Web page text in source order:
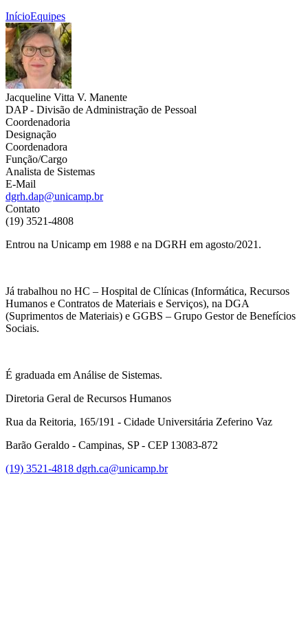
InícioEquipes
Jacqueline Vitta V. Manente
DAP - Divisão de Administração de Pessoal
Coordenadoria
Designação
Coordenadora
Função/Cargo
Analista de Sistemas
E-Mail
dgrh.dap@unicamp.br
Contato
(19) 3521-4808
Entrou na Unicamp em 1988 e na DGRH em agosto/2021.
Já trabalhou no HC – Hospital de Clínicas (Informática, Recursos
Humanos e Contratos de Materiais e Serviços), na DGA
(Suprimentos de Materiais) e GGBS – Grupo Gestor de Benefícios
Sociais.
É graduada em Análise de Sistemas.
Diretoria Geral de Recursos Humanos
Rua da Reitoria, 165/191 - Cidade Universitária Zeferino Vaz
Barão Geraldo - Campinas, SP - CEP 13083-872
(19) 3521-4818 dgrh.ca@unicamp.br